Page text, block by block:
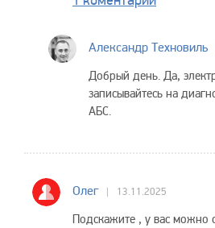
Александр Техновиль
Добрый день. Да,
записывайтесь на
АБС.
Олег 13.11.2025
Подскажите , у вас можно